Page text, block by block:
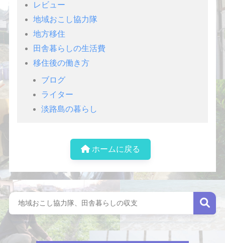
レビュー
地域おこし協力隊
地方移住
田舎暮らしの生活費
移住後の働き方
ブログ
ライター
淡路島の暮らし
ホームに戻る